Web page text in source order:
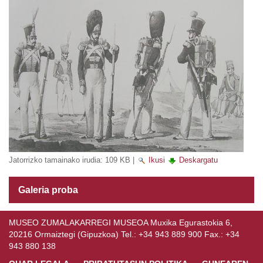
Jatorrizko tamainako irudia: 109 KB Ikusi Deskargatu
Galeria proba
MUSEO ZUMALAKARREGI MUSEOA Muxika Egurastokia 6,
20216 Ormaiztegi (Gipuzkoa) Tel.: +34 943 889 900 Fax.: +34
943 880 138